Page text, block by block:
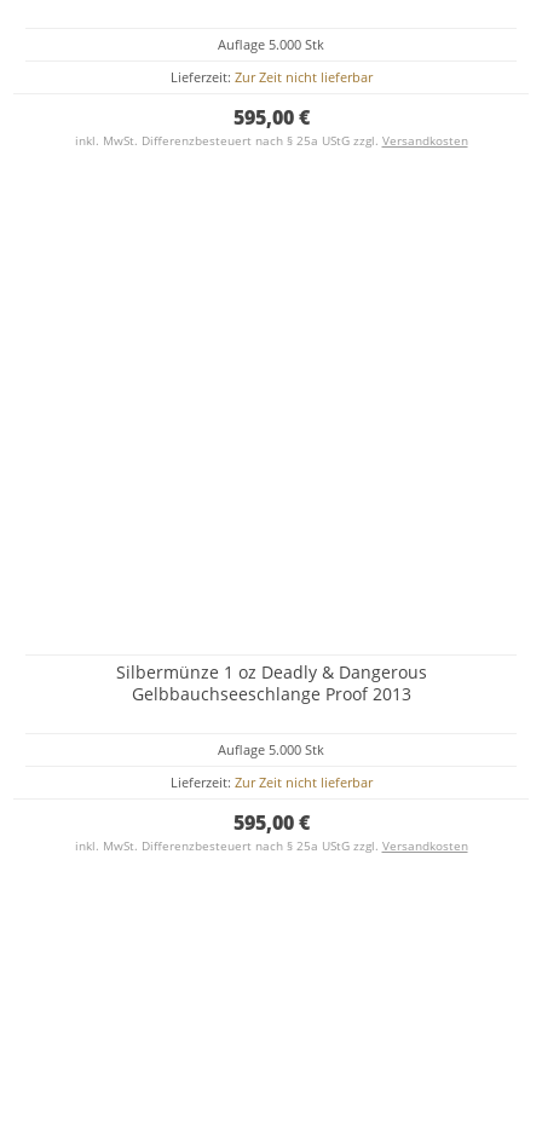
Auflage 5.000 Stk
Lieferzeit: Zur Zeit nicht lieferbar
595,00 €
inkl. MwSt. Differenzbesteuert nach § 25a UStG zzgl. Versandkosten
Silbermünze 1 oz Deadly & Dangerous
Gelbbauchseeschlange Proof 2013
Auflage 5.000 Stk
Lieferzeit: Zur Zeit nicht lieferbar
595,00 €
inkl. MwSt. Differenzbesteuert nach § 25a UStG zzgl. Versandkosten